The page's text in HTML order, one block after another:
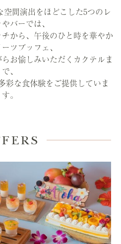
間演出をほどこした5つのレ
バーでは、
から、午後のひと時を華やか
ツブッフェ、
お愉しみいただくカクテルま
で、
彩な食体験をご提供していま
す。